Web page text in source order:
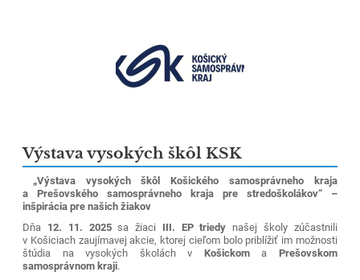
Výstava vysokých škôl KSK
„Výstava vysokých škôl Košického samosprávneho kraja
a Prešovského samosprávneho kraja pre stredoškolákov“ –
inšpirácia pre našich žiakov
Dňa 12. 11. 2025sa žiaci III. EP triedy našej školy zúčastnili
v Košiciach zaujímavej akcie, ktorej cieľom bolo priblížiť im možnosti
štúdia na vysokých školách v Košickoma Prešovskom
samosprávnom kraji.